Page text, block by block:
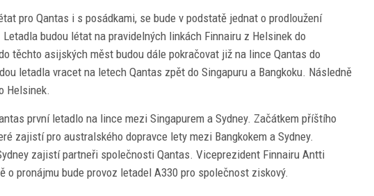
pro Qantas i s posádkami, se bude v podstatě jednat o prodloužení
budou létat na pravidelných linkách Finnairu z Helsinek do
těchto asijských měst budou dále pokračovat již na lince Qantas do
letadla vracet na letech Qantas zpět do Singapuru a Bangkoku. Následně
Helsinek.
první letadlo na lince mezi Singapurem a Sydney. Začátkem příštího
zajistí pro australského dopravce lety mezi Bangkokem a Sydney.
zajistí partneři společnosti Qantas. Viceprezident Finnairu Antti
o pronájmu bude provoz letadel A330 pro společnost ziskový.